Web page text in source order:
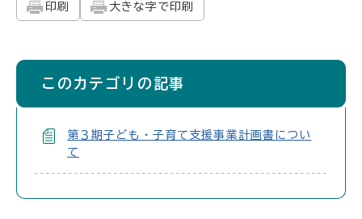
印刷 大きな字で印刷
このカテゴリの記事
第３期子ども・子育て支援事業計画書につい
て